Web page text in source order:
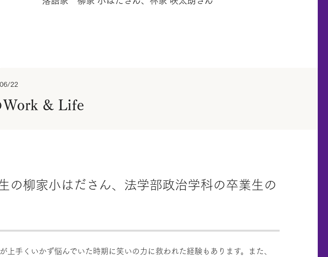
22
Work & Life
の柳家小はださん、法学部政治学科の卒業生の
手くいかず悩んでいた時期に笑いの力に救われた経験もあります。また、